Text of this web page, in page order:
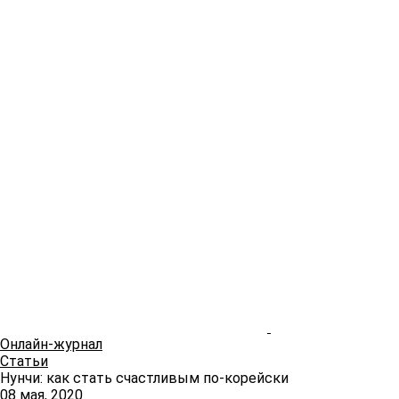
Онлайн-журнал
Статьи
Нунчи: как стать счастливым по-корейски
08 мая, 2020